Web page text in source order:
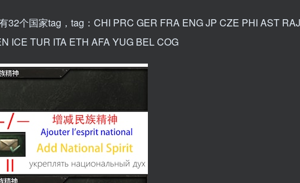
32个国家tag，tag：CHI PRC GER FRA ENG JP CZE PHI AST
ICE TUR ITA ETH AFA YUG BEL COG